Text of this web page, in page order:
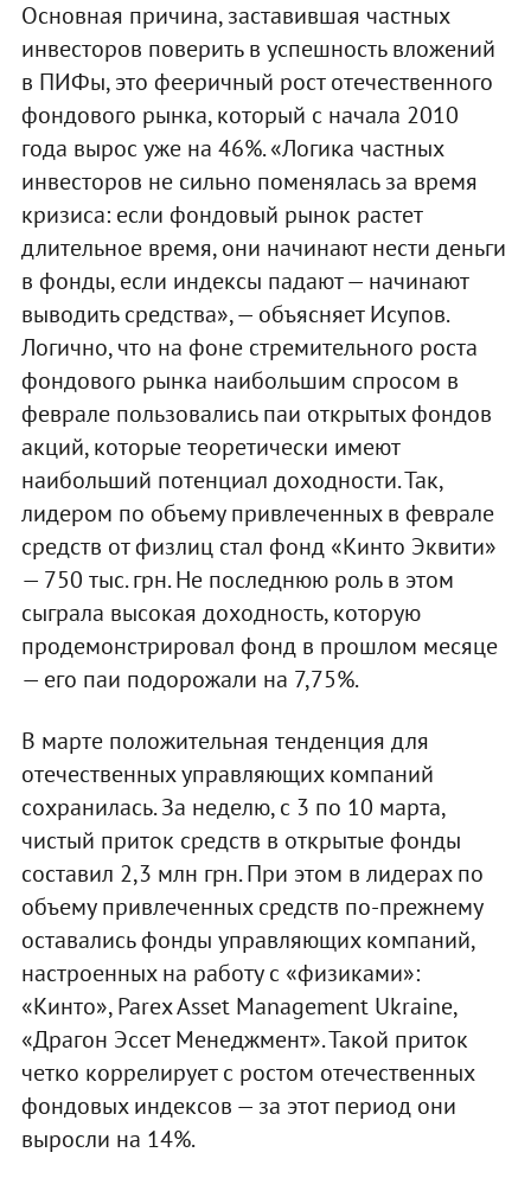
Основная причина, заставившая частных
инвесторов поверить в успешность вложений
в ПИФы, это фееричный рост отечественного
фондового рынка, который с начала 2010
года вырос уже на 46%. «Логика частных
инвесторов не сильно поменялась за время
кризиса: если фондовый рынок растет
длительное время, они начинают нести деньги
в фонды, если индексы падают — начинают
выводить средства», — объясняет Исупов.
Логично, что на фоне стремительного роста
фондового рынка наибольшим спросом в
феврале пользовались паи открытых фондов
акций, которые теоретически имеют
наибольший потенциал доходности. Так,
лидером по объему привлеченных в феврале
средств от физлиц стал фонд «Кинто Эквити»
— 750 тыс. грн. Не последнюю роль в этом
сыграла высокая доходность, которую
продемонстрировал фонд в прошлом месяце
— его паи подорожали на 7,75%.
В марте положительная тенденция для
отечественных управляющих компаний
сохранилась. За неделю, с 3 по 10 марта,
чистый приток средств в открытые фонды
составил 2,3 млн грн. При этом в лидерах по
объему привлеченных средств по-прежнему
оставались фонды управляющих компаний,
настроенных на работу с «физиками»:
«Кинто», Parex Asset Management Ukraine,
«Драгон Эссет Менеджмент». Такой приток
четко коррелирует с ростом отечественных
фондовых индексов — за этот период они
выросли на 14%.